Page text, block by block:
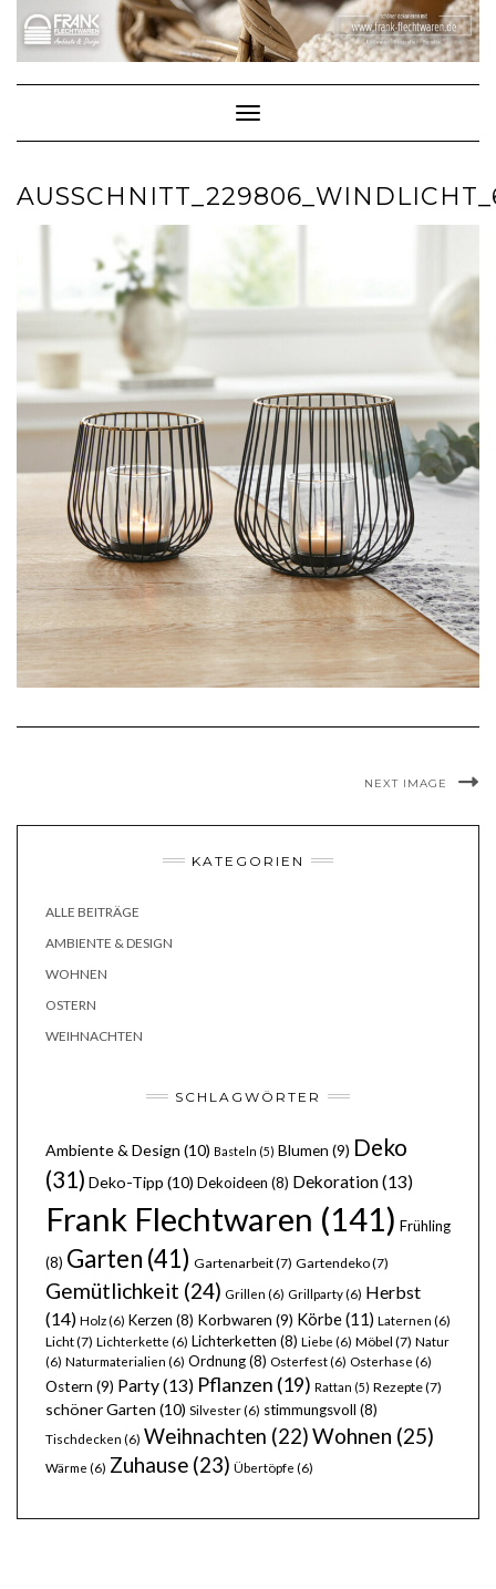
content
Toggle Navigation
NEXT IMAGE
KATEGORIEN
ALLE BEITRÄGE
AMBIENTE & DESIGN
WOHNEN
OSTERN
WEIHNACHTEN
SCHLAGWÖRTER
Ambiente & Design (10) Basteln (5) Blumen (9) Deko
(31) Deko-Tipp (10) Dekoideen (8) Dekoration(13)
Frank Flechtwaren (141) Frühling
(8) Garten (41) Gartenarbeit(7) Gartendeko(7)
Gemütlichkeit (24) Grillen (6) Grillparty(6) Herbst
(14) Holz(6) Kerzen (8) Korbwaren (9) Körbe(11) Laternen (6)
Licht(7) Lichterkette (6) Lichterketten (8) Liebe (6) Möbel (7) Natur
(6) Naturmaterialien (6) Ordnung(8) Osterfest(6) Osterhase (6)
Ostern (9) Party(13) Pflanzen (19) Rattan (5) Rezepte(7)
schöner Garten (10) Silvester(6) stimmungsvoll (8)
Tischdecken (6) Weihnachten (22)Wohnen (25)
Wärme (6) Zuhause (23) Übertöpfe (6)